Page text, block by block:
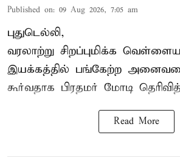
Published on: 09 Aug 2026, 7:05 am
புதுடெல்லி,
வரலாற்று சிறப்புமிக்க
இயக்கத்தில் பங்கேற்ற
கூர்வதாக பிரதமர் மோடி
Read More